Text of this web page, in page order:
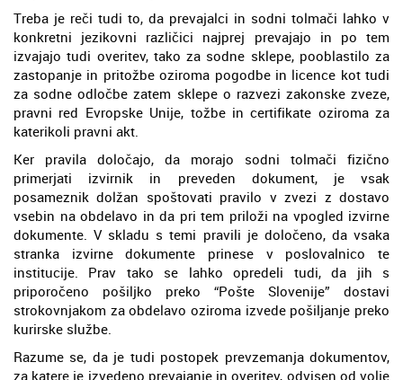
Treba je reči tudi to, da prevajalci in sodni tolmači lahko v
konkretni jezikovni različici najprej prevajajo in po tem
izvajajo tudi overitev, tako za sodne sklepe, pooblastilo za
zastopanje in pritožbe oziroma pogodbe in licence kot tudi
za sodne odločbe zatem sklepe o razvezi zakonske zveze,
pravni red Evropske Unije, tožbe in certifikate oziroma za
katerikoli pravni akt.
Ker pravila določajo, da morajo sodni tolmači fizično
primerjati izvirnik in preveden dokument, je vsak
posameznik dolžan spoštovati pravilo v zvezi z dostavo
vsebin na obdelavo in da pri tem priloži na vpogled izvirne
dokumente. V skladu s temi pravili je določeno, da vsaka
stranka izvirne dokumente prinese v poslovalnico te
institucije. Prav tako se lahko opredeli tudi, da jih s
priporočeno pošiljko preko “Pošte Slovenije” dostavi
strokovnjakom za obdelavo oziroma izvede pošiljanje preko
kurirske službe.
Razume se, da je tudi postopek prevzemanja dokumentov,
za katere je izvedeno prevajanje in overitev, odvisen od volje